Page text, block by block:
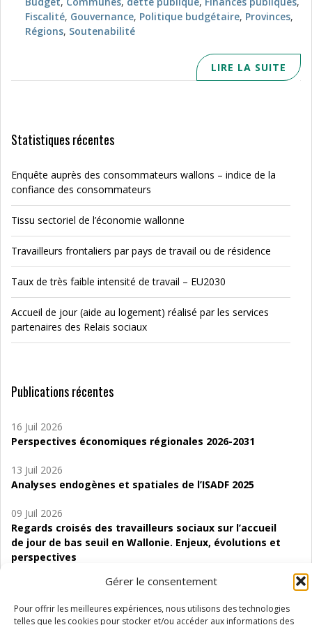
Gérer le consentement
Pour offrir les meilleures expériences, nous utilisons des technologies
telles que les cookies pour stocker et/ou accéder aux informations des
Fiscalité, Gouvernance, Politique budgétaire, Provinces,
Régions, Soutenabilité
LIRE LA SUITE
Statistiques récentes
Enquête auprès des consommateurs wallons – indice de la
confiance des consommateurs
Tissu sectoriel de l’économie wallonne
Travailleurs frontaliers par pays de travail ou de résidence
Taux de très faible intensité de travail – EU2030
Accueil de jour (aide au logement) réalisé par les services
partenaires des Relais sociaux
Publications récentes
16 Juil 2026
Perspectives économiques régionales 2026-2031
13 Juil 2026
Analyses endogènes et spatiales de l’ISADF 2025
09 Juil 2026
Regards croisés des travailleurs sociaux sur l’accueil
de jour de bas seuil en Wallonie. Enjeux, évolutions et
perspectives
d’accompagnement à l’autocréation d’emploi (SAACE)